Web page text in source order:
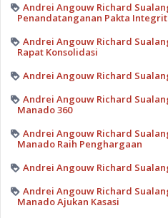
Andrei Angouw Richard
Penandatanganan Pakta
Andrei Angouw Richard
Rapat Konsolidasi
Andrei Angouw Richard
Andrei Angouw Richard
Manado 360
Andrei Angouw Richard
Manado Raih Penghargaan
Andrei Angouw Richard
Andrei Angouw Richard
Manado Ajukan Kasasi